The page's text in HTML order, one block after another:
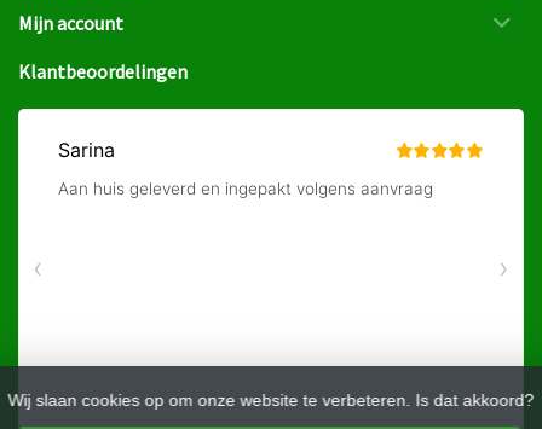
Wij slaan cookies op om onze website te verbeteren. Is dat akkoord?
Mijn account
Klantbeoordelingen